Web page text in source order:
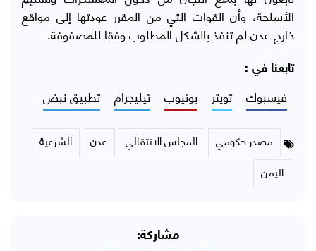
الأسلحة، وأن القوات التي من المقرر عودتها إلى مواقع
خارج عدن لم تنفذ بالشكل المطلوب وفقا للمصفوفة.
تابعنا في :
فيسبوك تويتر يوتيوب تيليجرام تطبيق نبض
مصدر حكومي المجلس الانتقالي عدن
الشرعية
اليمن
مشاركة: